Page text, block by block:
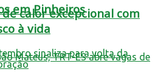
em Pinheiros
calor excepcional com
à vida